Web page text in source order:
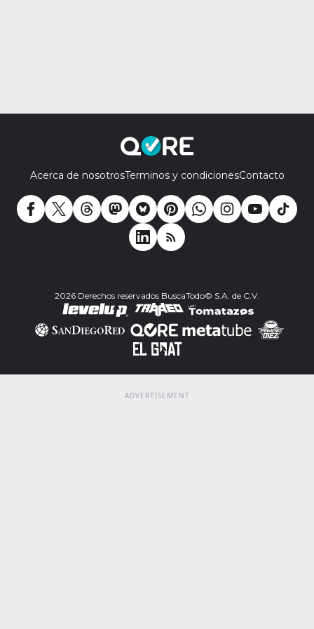
Acerca de nosotrosTerminos y condicionesContacto
2026 Derechos reservados BuscaTodo© S.A. de C.V.